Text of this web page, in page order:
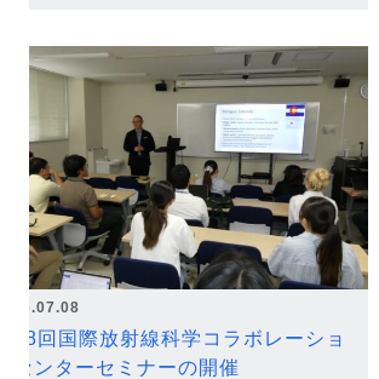
2026.07.08
第18回国際放射線科学コラボレーショ
ンセンターセミナーの開催